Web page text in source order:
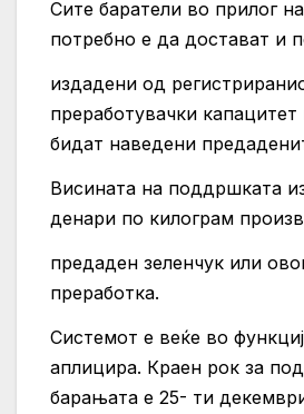
Сите баратели во прилог
потребно е да достават и
издадени од
преработувачки капацитет
бидат наведени
Висината на поддршката
денари по килограм
предаден зеленчук или
преработкa.
Системот е веќе во
аплицира. Краен рок за
барањата е 25- ти